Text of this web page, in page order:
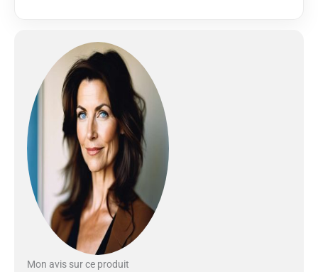
cinq outils professionnels pour façonner,
limer et polir les ongles de toutes tailles, ainsi
que pour enlever les petites peaux.
COMMANDE BIDIRECTIONNELLE 2
VITESSES : Afin d’obtenir des manucures et
des pédicures parfaites, cet appareil est doté
d'une commande bidirectionnelle à 2
vitesses. DES MAINS ET DES PIEDS LISSES :
Limite la corne et les bords rugueux autour
des ongles et élimine la peau sèche. Il peut
également être utilisé pour traiter les ongles
incarnés et autres onychopathies
Mon avis sur ce produit